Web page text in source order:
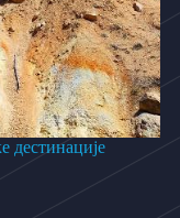
дестинације